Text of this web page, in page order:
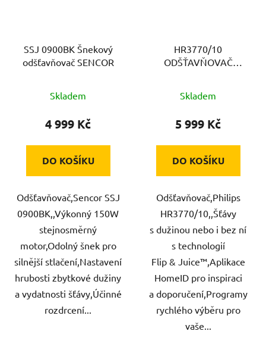
SSJ 0900BK Šnekový
odšťavňovač SENCOR
Skladem
4 999 Kč
DO KOŠÍKU
Odšťavňovač,Sencor SSJ
0900BK,,Výkonný 150W
stejnosměrný
motor,Odolný šnek pro
silnější stlačení,Nastavení
hrubosti zbytkové dužiny
a vydatnosti šťávy,Účinné
rozdrcení...
HR3770/10
ODŠŤAVŇOVAČ
Skladem
5 999 Kč
DO KOŠÍKU
Odšťavňovač,Philips
HR3770/10,,Šťávy
s dužinou nebo i bez ní
s technologií
Flip & Juice™,Aplikace
HomeID pro inspiraci
a doporučení,Programy
rychlého výběru pro
vaše...